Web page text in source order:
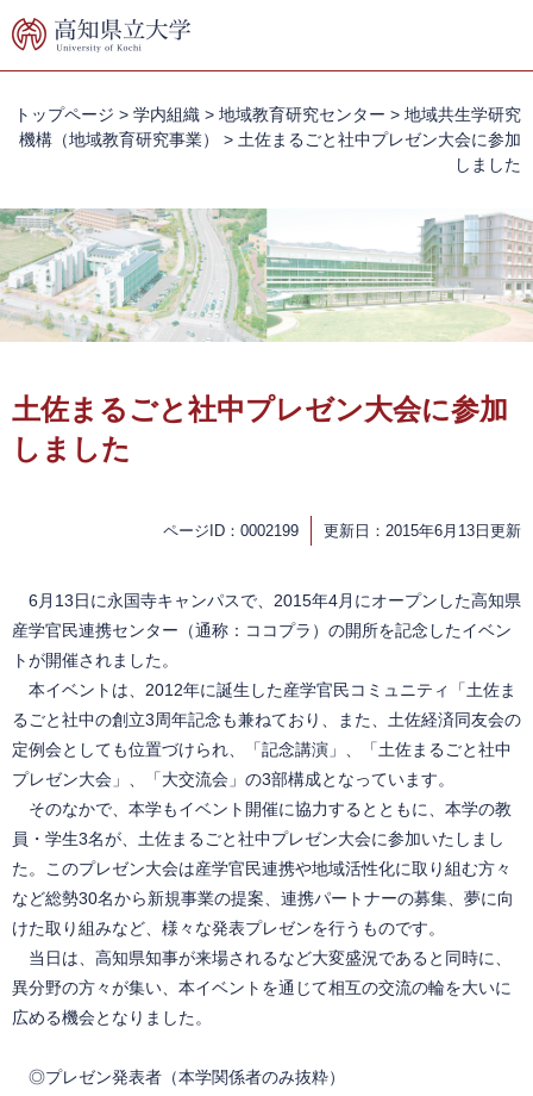
ー
ニ
て
本
文
へ
トップページ > 学内組織 > 地域教育研究センター > 地域共生学研究
機構（地域教育研究事業）
> 土佐まるごと社中プレゼン大会に参加
しました
文土佐まるごと社中プレゼン大会に参加
しました
ページID：0002199 更新日：2015年6月13日更新
6月13日に永国寺キャンパスで、2015年4月にオープンした高知県
産学官民連携センター（通称：ココプラ）の開所を記念したイベン
トが開催されました。
本イベントは、2012年に誕生した産学官民コミュニティ「土佐ま
るごと社中の創立3周年記念も兼ねており、また、土佐経済同友会の
定例会としても位置づけられ、「記念講演」、「土佐まるごと社中
プレゼン大会」、「大交流会」の3部構成となっています。
そのなかで、本学もイベント開催に協力するとともに、本学の教
員・学生3名が、土佐まるごと社中プレゼン大会に参加いたしまし
た。このプレゼン大会は産学官民連携や地域活性化に取り組む方々
など総勢30名から新規事業の提案、連携パートナーの募集、夢に向
けた取り組みなど、様々な発表プレゼンを行うものです。
当日は、高知県知事が来場されるなど大変盛況であると同時に、
異分野の方々が集い、本イベントを通じて相互の交流の輪を大いに
広める機会となりました。
◎プレゼン発表者（本学関係者のみ抜粋）